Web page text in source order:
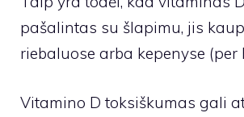
pašalintas su šlapimu, jis
riebaluose arba kepenyse (per
Vitamino D toksiškumas gali